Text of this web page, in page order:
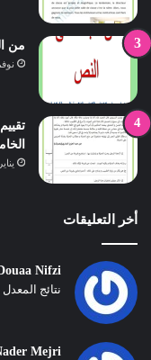
من
نوفمبر
يناير 3, 2018
أخر التعليقات
Nifzi
نتائج
Mejri